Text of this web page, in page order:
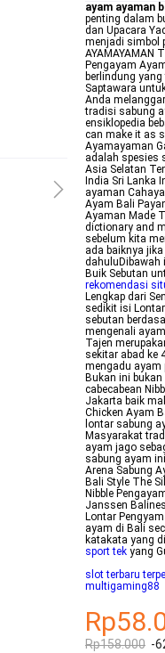
ayam ayaman
penting dalam
dan Upacara
menjadi simbol
AYAMAYAMAN
Pengayam
berlindung
Saptawara
Anda
tradisi sabung
ensiklopedia
can make it as
Ayamayaman
adalah spesies
Asia Selatan
India Sri Lanka
ayaman
Ayam Bali
Ayaman Made
dictionary and
sebelum kita
ada baiknya
dahuluDibawah
Buik Sebutan
rekomendasi
Lengkap dari
sedikit isi
sebutan
mengenali
Tajen
sekitar abad ke
mengadu ayam
Bukan ini
cabecabean
Jakarta baik
Chicken Ayam
lontar sabung
Masyarakat
ayam jago
sabung ayam
Arena Sabung
Bali Style The
Nibble
Janssen
Lontar
ayam di Bali
katakata yang
sport tek yang
slot terbaru
multigaming88
Rp158.000 -